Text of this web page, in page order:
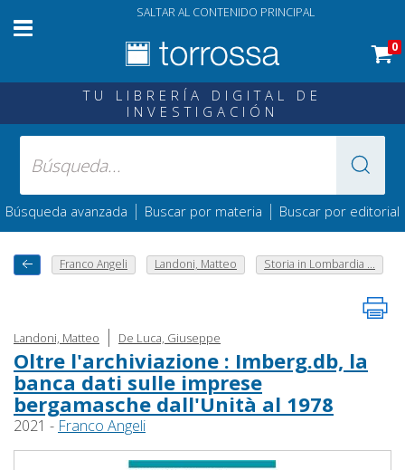
SALTAR AL CONTENIDO PRINCIPAL
0
TU LIBRERÍA DIGITAL DE
INVESTIGACIÓN
Búsqueda avanzada | Buscar por materia | Buscar por editorial
Franco Angeli Landoni, Matteo Storia in Lombardia ...
Landoni, Matteo | De Luca, Giuseppe
Oltre l'archiviazione : Imberg.db, la
banca dati sulle imprese
bergamasche dall'Unità al 1978
2021 - Franco Angeli